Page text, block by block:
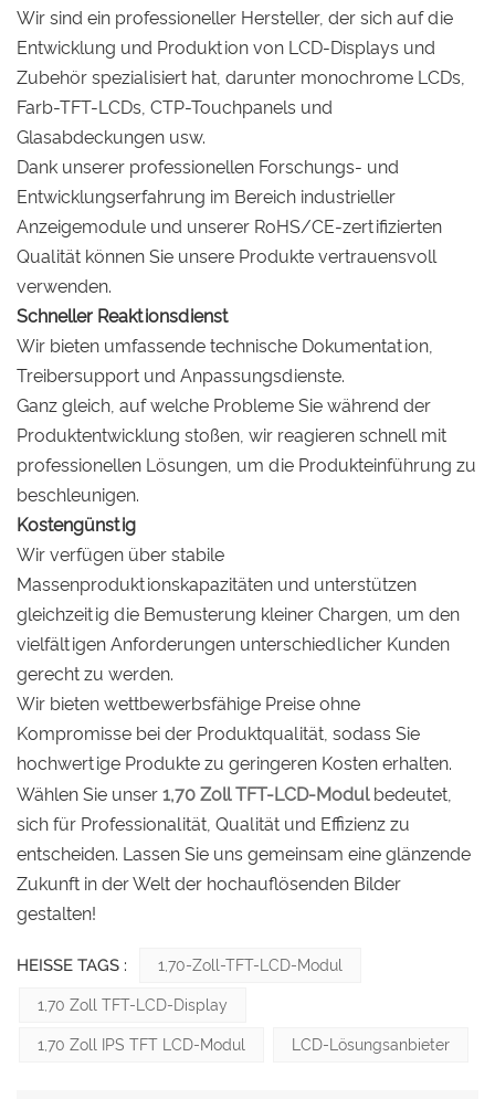
Wir sind ein professioneller Hersteller, der sich auf die
Entwicklung und Produktion von LCD-Displays und
Zubehör spezialisiert hat, darunter monochrome LCDs,
Farb-TFT-LCDs, CTP-Touchpanels und
Glasabdeckungen usw.
Dank unserer professionellen Forschungs- und
Entwicklungserfahrung im Bereich industrieller
Anzeigemodule und unserer RoHS/CE-zertifizierten
Qualität können Sie unsere Produkte vertrauensvoll
verwenden.
Schneller Reaktionsdienst
Wir bieten umfassende technische Dokumentation,
Treibersupport und Anpassungsdienste.
Ganz gleich, auf welche Probleme Sie während der
Produktentwicklung stoßen, wir reagieren schnell mit
professionellen Lösungen, um die Produkteinführung zu
beschleunigen.
Kostengünstig
Wir verfügen über stabile
Massenproduktionskapazitäten und unterstützen
gleichzeitig die Bemusterung kleiner Chargen, um den
vielfältigen Anforderungen unterschiedlicher Kunden
gerecht zu werden.
Wir bieten wettbewerbsfähige Preise ohne
Kompromisse bei der Produktqualität, sodass Sie
hochwertige Produkte zu geringeren Kosten erhalten.
Wählen Sie unser 1,70 Zoll TFT-LCD-Modulbedeutet,
sich für Professionalität, Qualität und Effizienz zu
entscheiden. Lassen Sie uns gemeinsam eine glänzende
Zukunft in der Welt der hochauflösenden Bilder
gestalten!
HEISSE TAGS : 1,70-Zoll-TFT-LCD-Modul
1,70 Zoll TFT-LCD-Display
1,70 Zoll IPS TFT LCD-Modul LCD-Lösungsanbieter